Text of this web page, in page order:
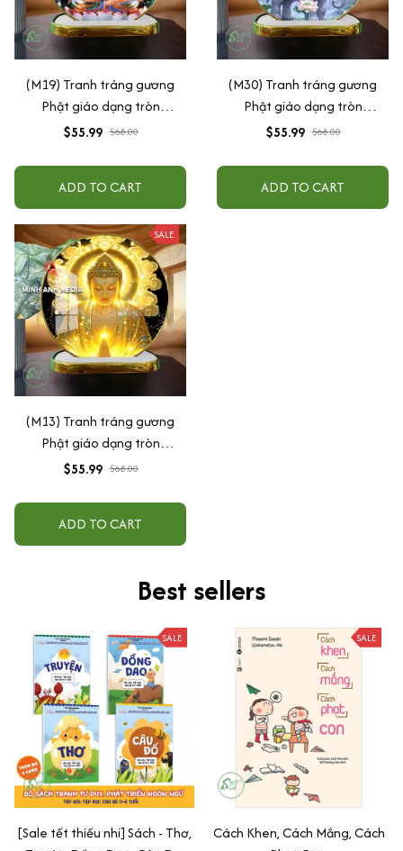
(M19) Tranh tráng gương
Phật giáo dạng tròn
30x30cm (Tặng đế để bàn)
$55.99 $68.00
ADD TO CART
(M30) Tranh tráng gương
Phật giáo dạng tròn
30x30cm (Tặng đế để bàn)
$55.99 $68.00
ADD TO CART
SALE
(M13) Tranh tráng gương
Phật giáo dạng tròn
30x30cm (Tặng đế để bàn)
$55.99 $68.00
ADD TO CART
Best sellers
SALE
[Sale tết thiếu nhi] Sách - Thơ,
SALE
Cách Khen, Cách Mắng, Cách